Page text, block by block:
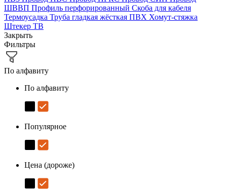
ШВВП Профиль перфорированный Скоба для кабеля
Термоусадка Труба гладкая жёсткая ПВХ Хомут-стяжка
Штекер ТВ
Закрыть
Фильтры
По алфавиту
По алфавиту
Популярное
Цена (дороже)